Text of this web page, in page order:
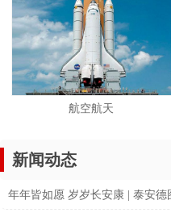
航空航天
新闻动态
年年皆如愿 岁岁长安康 | 泰安德